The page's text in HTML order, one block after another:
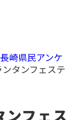
長崎県民アンケ
ンタンフェステ
ンフェス